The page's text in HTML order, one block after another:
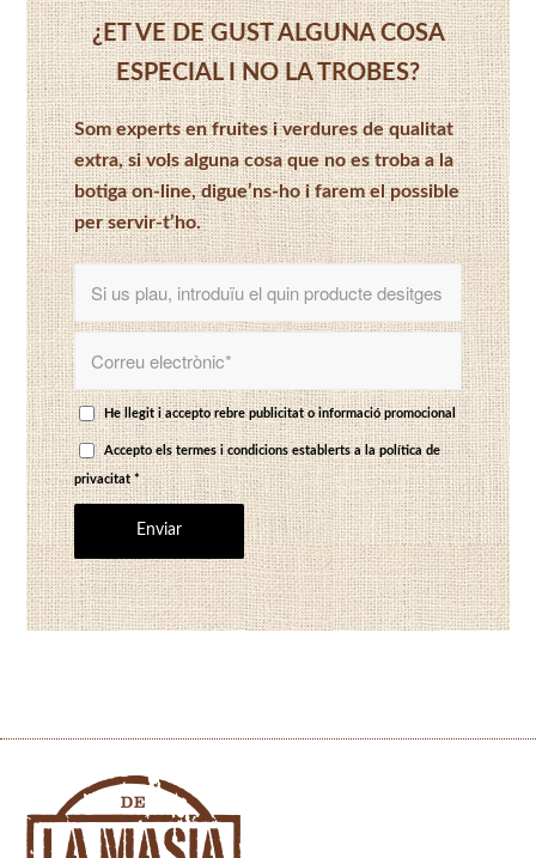
¿ET VE DE GUST ALGUNA COSA
ESPECIAL I NO LA TROBES?
Som experts en fruites i verdures de qualitat
extra, si vols alguna cosa que no es troba a la
botiga on-line, digue’ns-ho i farem el possible
per servir-t’ho.
He llegit i accepto rebre publicitat o informació promocional
Accepto els termes i condicions establerts ala política de
privacitat *